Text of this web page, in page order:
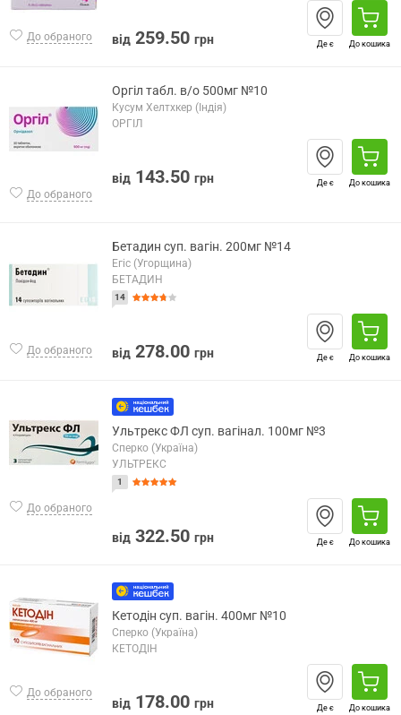
До обраного від 259.50 грн Де є До кошика
До обраного
Оргіл табл. в/о 500мг №10
Кусум Хелтхкер (Індія)
ОРГІЛ
від 143.50 грн Де є До кошика
До обраного
Бетадин суп. вагін. 200мг №14
Егіс (Угорщина)
БЕТАДИН
14
від 278.00 грн Де є До кошика
До обраного
Ультрекс ФЛ суп. вагінал. 100мг №3
Сперко (Україна)
УЛЬТРЕКС
1
від 322.50 грн Де є До кошика
До обраного
Кетодін суп. вагін. 400мг №10
Сперко (Україна)
КЕТОДІН
від 178.00 грн Де є До кошика